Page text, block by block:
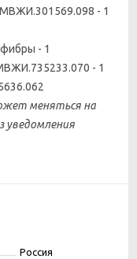
- 1
- 1
- 1
меняться на
уведомления
Россия